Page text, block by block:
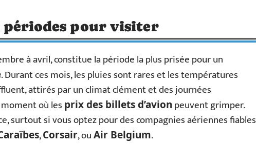
périodes pour visiter
à avril, constitue la période la plus prisée pour un
. Durant ces mois, les pluies sont rares et les températures
attirés par un climat clément et des journées
où les prix des billets d’avion peuvent grimper.
surtout si vous optez pour des compagnies aériennes fiables
,Corsair, ouAir Belgium.